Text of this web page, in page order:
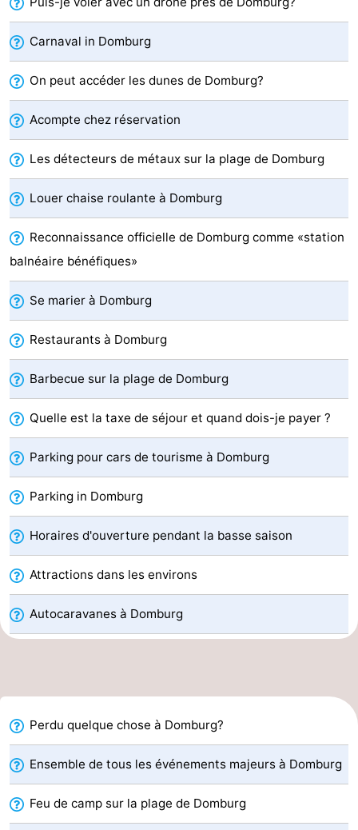
de
vue
-
Terrains
de
jeux
-
Aires
de
jeux
intérieures
-
Bowling
-
Parcours
de
mini-
golf
Centres
de
bien-
être
Villages
&
villes
Nature
Visites
guidées
Sports
-
Piscines
-
Faire
du
vélo
-
Randonnée
-
Équitation
-
Manèges
-
Terrains
de
-
Peche
-
l'anneau
et
manger
Événements
Pratiques
Forum
Carnaval in Domburg
On peut accéder les dunes de Domburg?
Acompte chez réservation
Les détecteurs de métaux sur la plage de Domburg
Louer chaise roulante à Domburg
Reconnaissance officielle de Domburg comme «station
balnéaire bénéfiques»
Se marier à Domburg
Restaurants à Domburg
Barbecue sur la plage de Domburg
Quelle est la taxe de séjour et quand dois-je payer ?
Parking pour cars de tourisme à Domburg
Parking in Domburg
Horaires d'ouverture pendant la basse saison
Attractions dans les environs
Autocaravanes à Domburg
Perdu quelque chose à Domburg?
Ensemble de tous les événements majeurs à Domburg
Feu de camp sur la plage de Domburg